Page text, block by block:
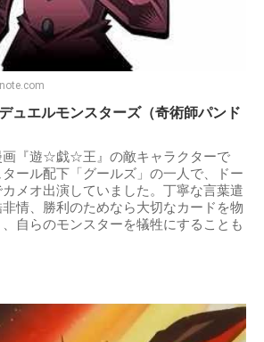
エルモンスターズ（奇術師パンド
画『遊☆戯☆王』の敵キャラクターで
ール配下「グールズ」の一人で、ドー
メオ出演していました。丁寧な言葉遣
情、勝利のためなら大切なカードを物
自らのモンスターを犠牲にすることも